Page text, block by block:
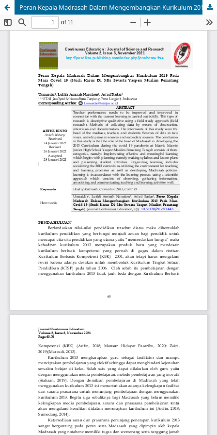
Peran Kepala Madrasah Dalam Mengembangkan Kurikulum 2013 Pada Masa Covid 19